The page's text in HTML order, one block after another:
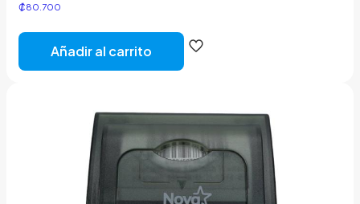
₡80.700
Añadir al carrito